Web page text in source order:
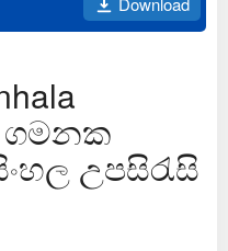
ගමනක
උපසිරැසි